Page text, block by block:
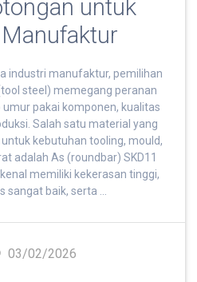
untuk
industri manufaktur, pemilihan
steel) memegang peranan
pakai komponen, kualitas
Salah satu material yang
kebutuhan tooling, mould,
adalah As (roundbar) SKD11
memiliki kekerasan tinggi,
sangat baik, serta …
03/02/2026